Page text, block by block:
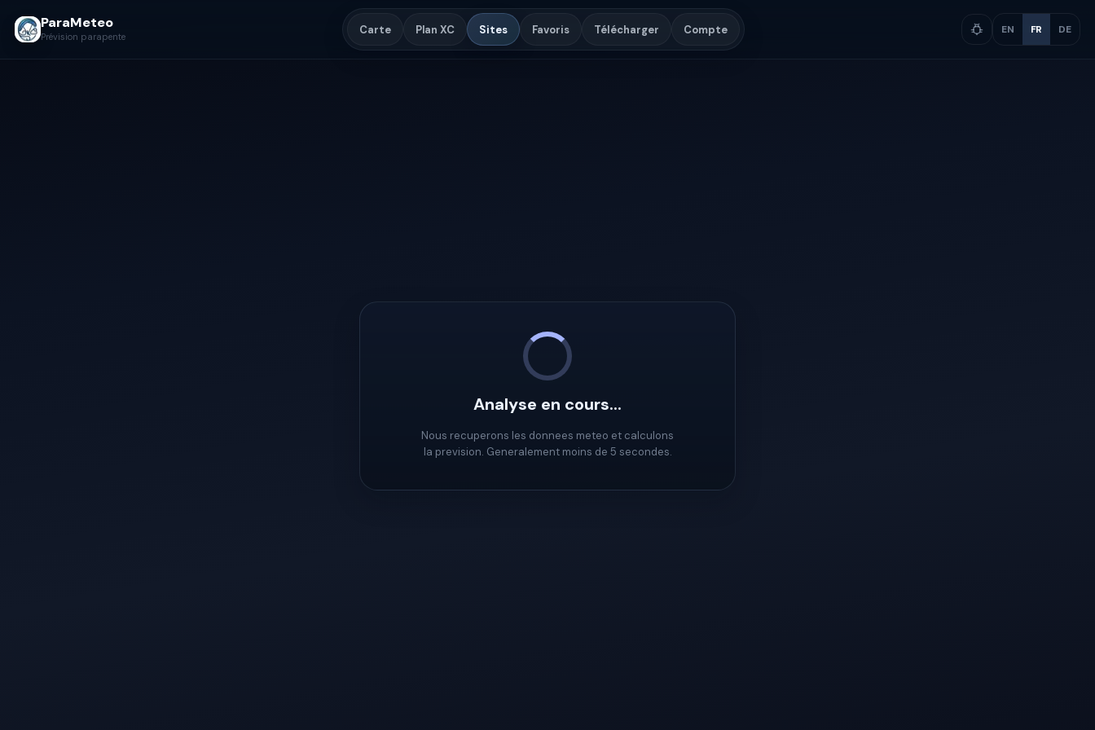
ParaMeteo
Prévision parapente
Carte Plan XC Sites Favoris Télécharger Compte EN FR DE
Analyse en cours...
Nous recuperons les donnees meteo et calculons
la prevision. Generalement moins de 5 secondes.